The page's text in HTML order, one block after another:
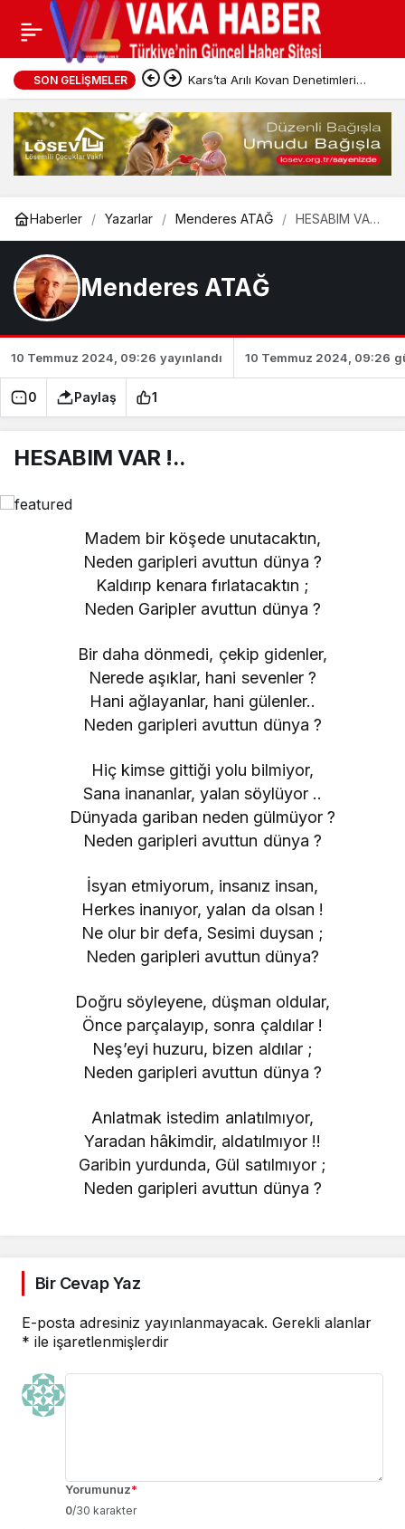
SON GELIŞMELER Kars’ta Arılı Kovan Denetimleri
Sürüyor
Haberler Yazarlar Menderes ATAĞ
HESABIM VAR
Menderes ATAĞ
10 Temmuz 2024, 09:26 yayınlandı 10 Temmuz 2024, 09:26
0 Paylaş 1
HESABIM VAR !..
Madem bir köşede unutacaktın,
Neden garipleri avuttun dünya ?
Kaldırıp kenara fırlatacaktın ;
Neden Garipler avuttun dünya ?
Bir daha dönmedi, çekip gidenler,
Nerede aşıklar, hani sevenler ?
Hani ağlayanlar, hani gülenler..
Neden garipleri avuttun dünya ?
Hiç kimse gittiği yolu bilmiyor,
Sana inananlar, yalan söylüyor ..
Dünyada gariban neden gülmüyor ?
Neden garipleri avuttun dünya ?
İsyan etmiyorum, insanız insan,
Herkes inanıyor, yalan da olsan !
Ne olur bir defa, Sesimi duysan ;
Neden garipleri avuttun dünya?
Doğru söyleyene, düşman oldular,
Önce parçalayıp, sonra çaldılar !
Neş’eyi huzuru, bizen aldılar ;
Neden garipleri avuttun dünya ?
Anlatmak istedim anlatılmıyor,
Yaradan hâkimdir, aldatılmıyor !!
Garibin yurdunda, Gül satılmıyor ;
Neden garipleri avuttun dünya ?
Bir Cevap Yaz
E-posta adresiniz yayınlanmayacak. Gerekli alanlar
* ile işaretlenmişlerdir
Yorumunuz*
0/30 karakter